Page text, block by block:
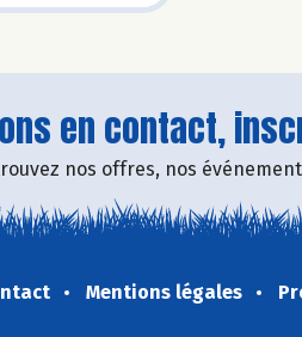
en contact,
nos offres, nos
Mentions légales